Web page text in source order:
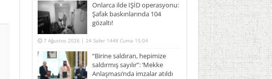
Onlarca ilde IŞİD operasyonu:
Şafak baskınlarında 104
gözaltı!
7 Ağustos 2026 | 24 Safer 1448 Cuma 15:04
“Birine saldıran, hepimize
saldırmış sayılır”: ‘Mekke
Anlaşması’nda imzalar atıldı